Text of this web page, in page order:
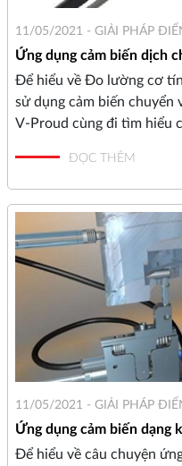
11/05/2021 - GIẢI PHÁP
Ứng dụng cảm biến dịch
Để hiểu về Đo lường cơ
sử dụng cảm biến chuyển
V-Proud cùng đi tìm hiểu
ĐỌC THÊM
11/05/2021 - GIẢI PHÁP
Ứng dụng cảm biến dạng
Để hiểu về câu chuyện